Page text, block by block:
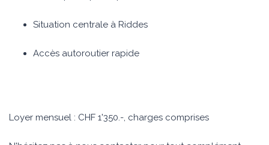
Situation centrale à Riddes
Accès autoroutier rapide
Loyer mensuel : CHF 1'350.-, charges comprises